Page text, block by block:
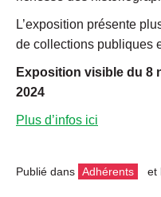
L’exposition présente
de collections publiques
Exposition visible du 8
2024
Plus d’infos ici
Publié dans Adhérents et